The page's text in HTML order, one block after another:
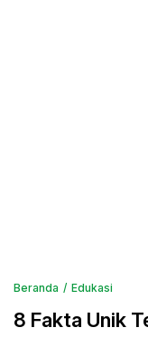
Beranda Edukasi
8 Fakta Unik